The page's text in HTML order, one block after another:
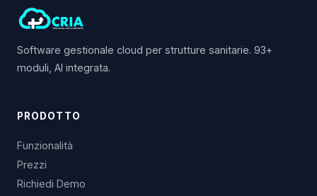
Software gestionale cloud per strutture sanitarie. 93+
moduli, AI integrata.
PRODOTTO
Funzionalità
Prezzi
Richiedi Demo